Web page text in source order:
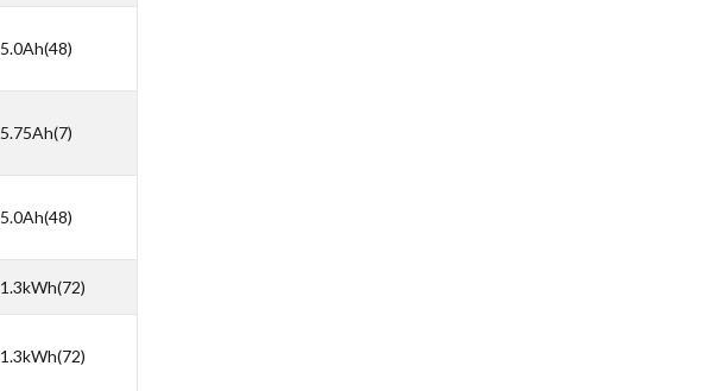
5.0Ah(48)
5.75Ah(7)
5.0Ah(48)
1.3kWh(72)
1.3kWh(72)